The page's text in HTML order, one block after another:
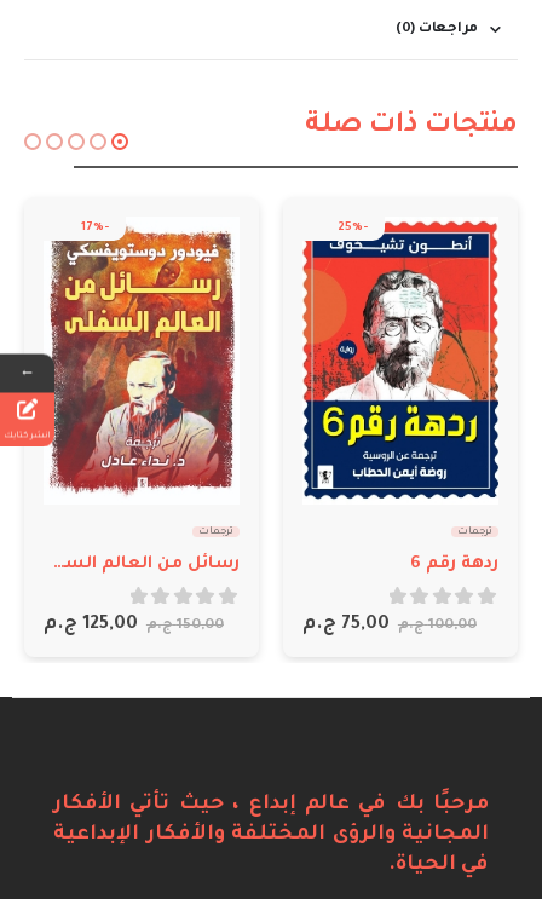
مراجعات (0)
منتجات ذات صلة
-25%
ترجمات
ردهة رقم 6
100,00 ج.م 75,00 ج.م
-17%
ترجمات
رسائل من العالم السفلي
out of 5
150,00 ج.م 125,00 ج.م
مرحبًا بك في عالم إبداع ، حيث تأتي الأفكار
المجانية والرؤى المختلفة والأفكار الإبداعية
في الحياة.
←
انشر كتابك